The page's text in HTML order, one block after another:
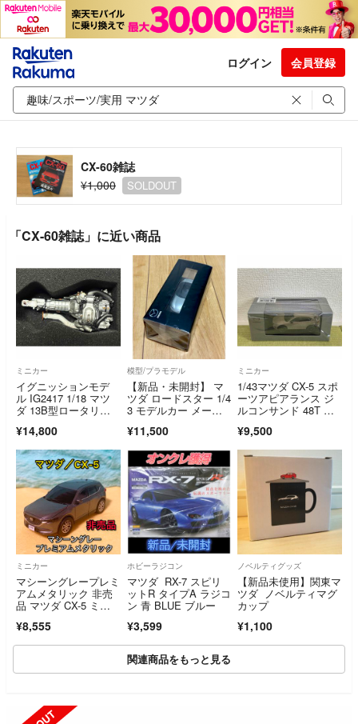
ログイン 会員登録
CX-60雑誌
¥1,000
SOLDOUT
「CX-60雑誌」に近い商品
ミニカー
イグニッションモデ
ル IG2417 1/18 マツ
ダ 13B型ロータリー
¥14,800
模型/プラモデル
【新品・未開封】 マ
ツダ ロードスター 1/4
3 モデルカー メーカ
¥11,500
ミニカー
1/43マツダ CX-5 スポ
ーツアピアランス ジ
ルコンサンド 48T ミ
¥9,500
ミニカー
マシーングレープレミ
アムメタリック 非売
品 マツダ CX-5 ミニ
¥8,555
ホビーラジコン
マツダ RX-7 スピリ
ットR タイプA ラジコ
ン 青 BLUE ブルー
¥3,599
ノベルティグッズ
【新品未使用】関東マ
ツダ ノベルティマグ
カップ
¥1,100
関連商品をもっと見る